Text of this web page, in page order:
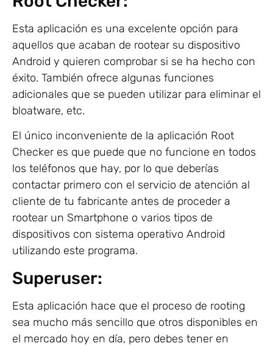
Esta aplicación es una excelente opción para
aquellos que acaban de rootear su dispositivo
Android y quieren comprobar si se ha hecho con
éxito. También ofrece algunas funciones
adicionales que se pueden utilizar para eliminar el
bloatware, etc.
El único inconveniente de la aplicación Root
Checker es que puede que no funcione en todos
los teléfonos que hay, por lo que deberías
contactar primero con el servicio de atención al
cliente de tu fabricante antes de proceder a
rootear un Smartphone o varios tipos de
dispositivos con sistema operativo Android
utilizando este programa.
Superuser:
Esta aplicación hace que el proceso de rooting
sea mucho más sencillo que otros disponibles en
el mercado hoy en día, pero debes tener en